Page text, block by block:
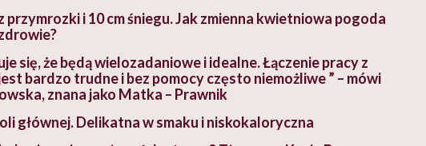
przymrozki i 10 cm śniegu. Jak zmienna kwietniowa pogoda
się, że będą wielozadaniowe i idealne. Łączenie pracy z
bardzo trudne i bez pomocy często niemożliwe ” – mówi
znana jako Matka – Prawnik
głównej. Delikatna w smaku i niskokaloryczna